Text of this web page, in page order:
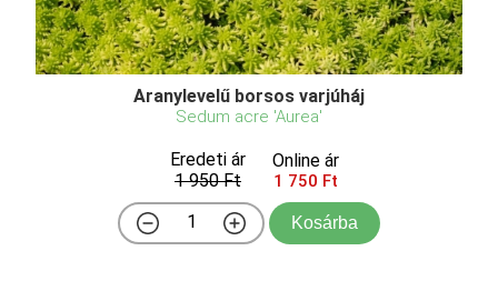
Aranylevelű borsos varjúháj
Sedum acre 'Aurea'
Eredeti ár
1 950 Ft
Online ár
1 750 Ft
Kosárba